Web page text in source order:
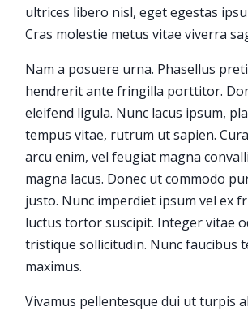
ultrices libero nisl, eget egestas
Cras molestie metus vitae viverra
Nam a posuere urna. Phasellus
hendrerit ante fringilla porttitor.
eleifend ligula. Nunc lacus ipsum,
tempus vitae, rutrum ut sapien.
arcu enim, vel feugiat magna
magna lacus. Donec ut commodo
justo. Nunc imperdiet ipsum vel ex
luctus tortor suscipit. Integer vitae
tristique sollicitudin. Nunc faucibus
maximus.
Vivamus pellentesque dui ut turpis